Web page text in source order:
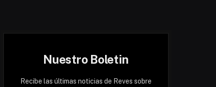
Nuestro Boletin
Recibe las últimas noticias de Reves sobre